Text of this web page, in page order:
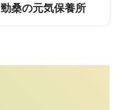
勁桑の元気保養所